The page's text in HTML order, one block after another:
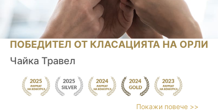
ПОБЕДИТЕЛ ОТ КЛАСАЦИЯТА НА ОРЛИ
Чайка Травел
Покажи повече >>